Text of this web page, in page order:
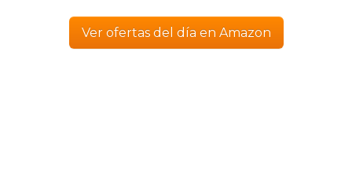
Ver ofertas del día en Amazon